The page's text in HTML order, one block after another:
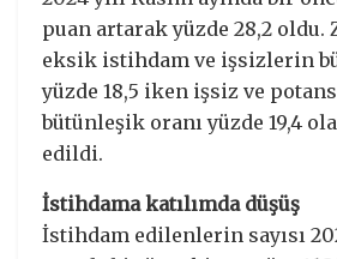
puan artarak yüzde 28,2 oldu.
eksik istihdam ve işsizlerin
yüzde 18,5 iken işsiz ve
bütünleşik oranı yüzde 19,4
edildi.
İstihdama katılımda düşüş
İstihdam edilenlerin sayısı